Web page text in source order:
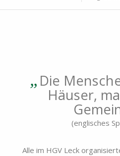
„ Die
Häuser,
(englisches
Alle im HGV Leck